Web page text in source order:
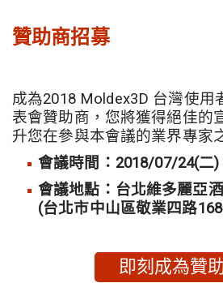
贊助商招募
成為2018 Moldex3D 台灣使用
表會贊助商，您將獲得絕佳的
升您在參與本會議的業界專家
會議時間：2018/07/24(二)
會議地點：台北維多麗亞
(台北市中山區敬業四路
即刻成為贊